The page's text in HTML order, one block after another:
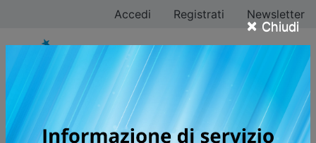
× Chiudi
Accedi Registrati Newsletter
X6 - CRUCISIX